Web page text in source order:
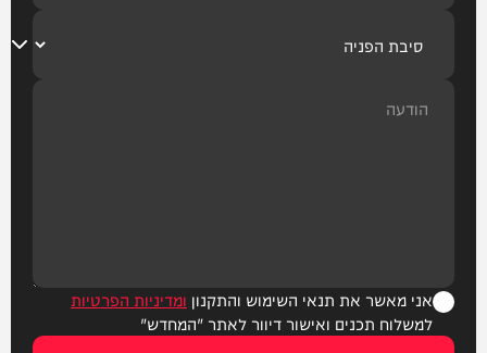
אני מאשר את תנאי השימוש והתקנון ומדיניות הפרטיות
למשלוח תכנים ואישור דיוור לאתר "המחדש"